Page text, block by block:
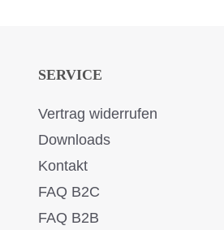
SERVICE
Vertrag widerrufen
Downloads
Kontakt
FAQ B2C
FAQ B2B